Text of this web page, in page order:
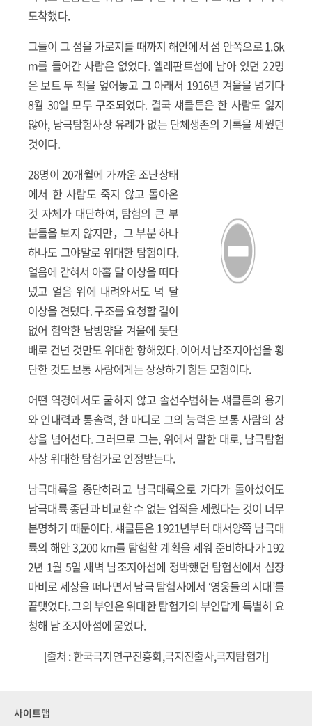
도착했다.
그들이 그 섬을 가로지를 때까지 해안에서 섬 안쪽으로 1.6k
m를 들어간 사람은 없었다. 엘레판트섬에 남아 있던 22명
은 보트 두 척을 엎어놓고 그 아래서 1916년 겨울을 넘기다
8월 30일 모두 구조되었다. 결국 섀클튼은 한 사람도 잃지
않아, 남극탐험사상 유례가 없는 단체생존의 기록을 세웠던
것이다.
28명이 20개월에 가까운 조난상태
에서 한 사람도 죽지 않고 돌아온
것 자체가 대단하여, 탐험의 큰 부
분들을 보지 않지만，그 부분 하나
하나도 그야말로 위대한 탐험이다.
얼음에 갇혀서 아홉 달 이상을 떠다
녔고 얼음 위에 내려와서도 넉 달
이상을 견뎠다. 구조를 요청할 길이
없어 험악한 남빙양을 겨울에 돛단
배로 건넌 것만도 위대한 항해였다. 이어서 남조지아섬을 횡
단한 것도 보통 사람에게는 상상하기 힘든 모험이다.
어떤 역경에서도 굴하지 않고 솔선수범하는 섀클튼의 용기
와 인내력과 통솔력, 한 마디로 그의 능력은 보통 사람의 상
상을 넘어선다. 그러므로 그는, 위에서 말한 대로, 남극탐험
사상 위대한 탐험가로 인정받는다.
남극대륙을 종단하려고 남극대륙으로 가다가 돌아섰어도
남극대륙 종단과 비교할 수 없는 업적을 세웠다는 것이 너무
분명하기 때문이다. 섀클튼은 1921년부터 대서양쪽 남극대
륙의 해안 3,200 km를 탐험할 계획을 세워 준비하다가 192
2년 1월 5일 새벽 남조지아섬에 정박했던 탐험선에서 심장
마비로 세상을 떠나면서 남극 탐험사에서 ‘영웅들의 시대’를
끝맺었다. 그의 부인은 위대한 탐험가의 부인답게 특별히 요
청해 남 조지아섬에 묻었다.
[출처 : 한국극지연구진흥회,극지진출사,극지탐험가]
사이트맵